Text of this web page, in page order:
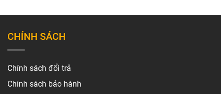
CHÍNH SÁCH
Chính sách đổi trả
Chính sách bảo hành